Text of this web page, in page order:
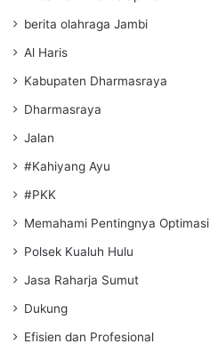
berita olahraga Jambi
Al Haris
Kabupaten Dharmasraya
Dharmasraya
Jalan
#Kahiyang Ayu
#PKK
Memahami Pentingnya Optimasi
Polsek Kualuh Hulu
Jasa Raharja Sumut
Dukung
Efisien dan Profesional